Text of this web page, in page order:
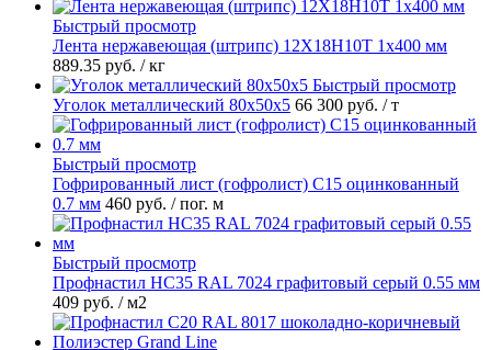
Быстрый просмотр
Лента нержавеющая (штрипс) 12Х18Н10Т 1х400 мм
889.35 руб. / кг
Быстрый просмотр
Уголок металлический 80х50х5 66 300 руб. / т
Быстрый просмотр
Гофрированный лист (гофролист) С15 оцинкованный
0.7 мм 460 руб. / пог. м
Быстрый просмотр
Профнастил НС35 RAL 7024 графитовый серый 0.55 мм
409 руб. / м2